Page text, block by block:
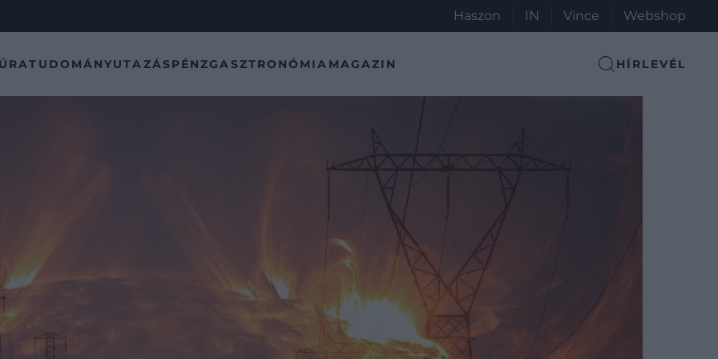
Haszon IN Vince Webshop
TUDOMÁNYUTAZÁSPÉNZGASZTRONÓMIA MAGAZIN HÍRLEVÉL